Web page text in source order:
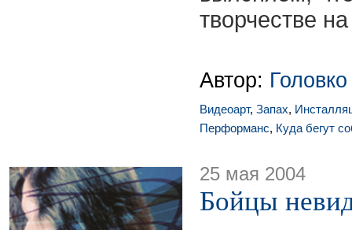
творчестве
Автор:
Видеоарт, Запах,
Перформанс, Куда бегут
25 мая 2004
Бойцы